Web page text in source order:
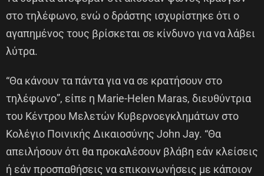
στο τηλέφωνο, ενώ ο δράστης ισχυρίστηκε ότι ο
αγαπημένος τους βρίσκεται σε κίνδυνο για να λάβει
λύτρα.
“Θα κάνουν τα πάντα για να σε κρατήσουν στο
τηλέφωνο”, είπε η Marie-Helen Maras, διευθύντρια
του Κέντρου Μελετών Κυβερνοεγκλημάτων στο
Κολέγιο Ποινικής Δικαιοσύνης John Jay. “Θα
απειλήσουν ότι θα προκαλέσουν βλάβη εάν κλείσεις
ή εάν προσπαθήσεις να επικοινωνήσεις με κάποιον